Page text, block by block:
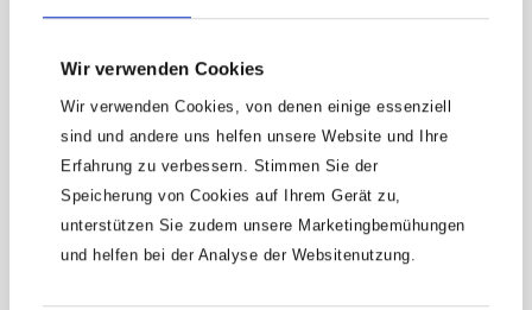
Wir verwenden Cookies
Wir verwenden Cookies, von denen einige essenziell
sind und andere uns helfen unsere Website und Ihre
Erfahrung zu verbessern. Stimmen Sie der
Speicherung von Cookies auf Ihrem Gerät zu,
unterstützen Sie zudem unsere Marketingbemühungen
und helfen bei der Analyse der Websitenutzung.
Keine Angebote mehr
verpassen!
15 € Gutschein* sichern!
Bleibe auf dem Laufenden mit unserem
Newsletter und erhalte Informationen zu